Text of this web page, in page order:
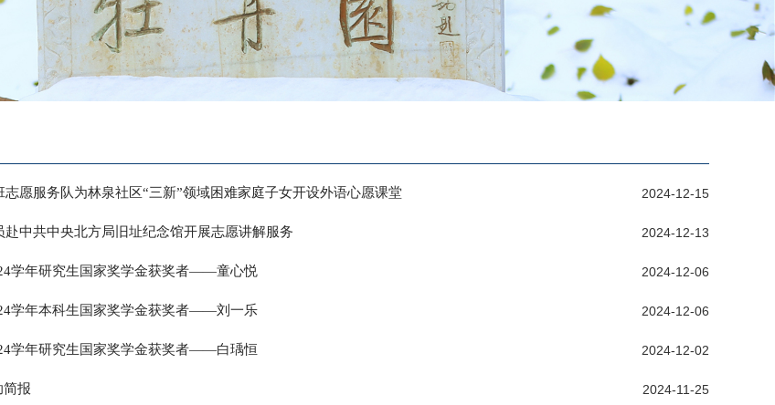
志愿服务队为林泉社区“三新”领域困难家庭子女开设外语心愿课堂 2024-12-15
赴中共中央北方局旧址纪念馆开展志愿讲解服务 2024-12-13
学年研究生国家奖学金获奖者——童心悦 2024-12-06
学年本科生国家奖学金获奖者——刘一乐 2024-12-06
学年研究生国家奖学金获奖者——白瑀恒 2024-12-02
简报 2024-11-25